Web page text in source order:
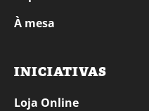
À mesa
INICIATIVAS
Loja Online